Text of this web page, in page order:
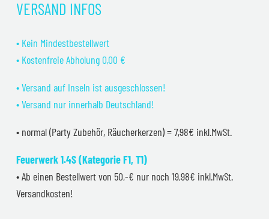
VERSAND INFOS
• Kein Mindestbestellwert
• Kostenfreie Abholung 0,00 €
• Versand auf Inseln ist ausgeschlossen!
• Versand nur innerhalb Deutschland!
• normal (Party Zubehör, Räucherkerzen) = 7,98€ inkl.MwSt.
Feuerwerk 1.4S (Kategorie F1, T1)
• Ab einen Bestellwert von 50,-€ nur noch 19,98€ inkl.MwSt.
Versandkosten!